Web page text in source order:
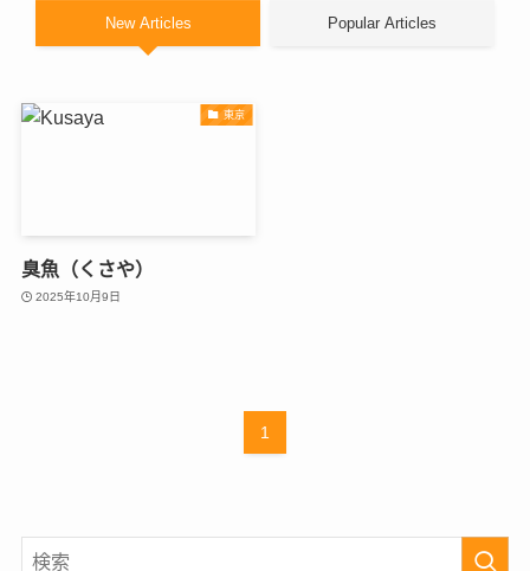
New Articles Popular Articles
東京
臭魚（くさや）
2025年10月9日
1